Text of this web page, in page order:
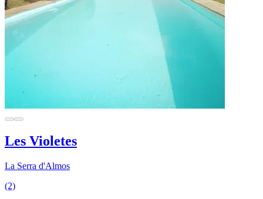
Les Violetes
La Serra d'Almos
(2)